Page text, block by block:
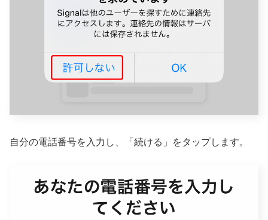
自分の電話番号を入力し、「続ける」をタップします。